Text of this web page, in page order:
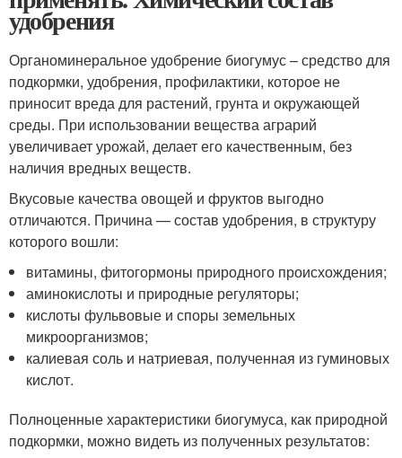
удобрения
Органоминеральное удобрение биогумус – средство для
подкормки, удобрения, профилактики, которое не
приносит вреда для растений, грунта и окружающей
среды. При использовании вещества аграрий
увеличивает урожай, делает его качественным, без
наличия вредных веществ.
Вкусовые качества овощей и фруктов выгодно
отличаются. Причина — состав удобрения, в структуру
которого вошли:
витамины, фитогормоны природного происхождения;
аминокислоты и природные регуляторы;
кислоты фульвовые и споры земельных
микроорганизмов;
калиевая соль и натриевая, полученная из гуминовых
кислот.
Полноценные характеристики биогумуса, как природной
подкормки, можно видеть из полученных результатов: